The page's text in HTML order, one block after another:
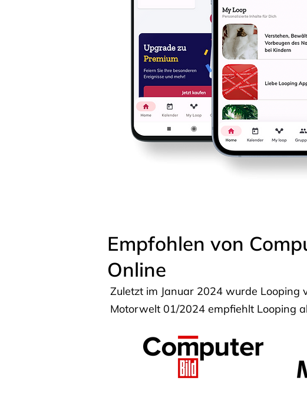
Empfohlen von
Online
Zuletzt im Januar 2024 wurde Looping
Motorwelt 01/2024 empfiehlt Looping